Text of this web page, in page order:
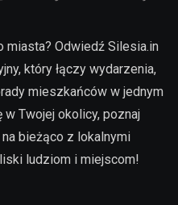
miasta? Odwiedź Silesia.in
który łączy wydarzenia,
mieszkańców w jednym
Twojej okolicy, poznaj
bieżąco z lokalnymi
ludziom i miejscom!